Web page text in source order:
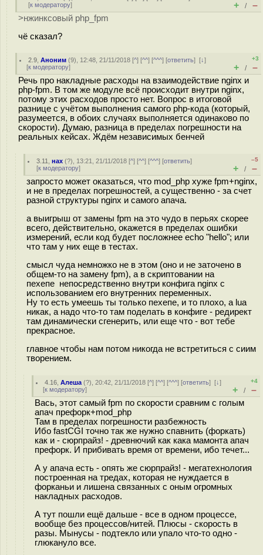
[к модератору] + / –
>нжинксовый php_fpm
чё сказал?
2.9 ,Аноним (9), 12:48, 21/11/2018 [^] [^^] [^^^] [ответить][↓]
[к модератору]
+3
+ / –
Речь про накладные расходы на взаимодействие nginx и
php-fpm. В том же модуле всё происходит внутри nginx,
потому этих расходов просто нет. Вопрос в итоговой
разнице с учётом выполнения самого php-кода (который,
разумеется, в обоих случаях выполняется одинаково по
скорости). Думаю, разница в пределах погрешности на
реальных кейсах. Ждём независимых бенчей
3.11 ,нах (?), 13:21, 21/11/2018 [^] [^^] [^^^] [ответить]
[к модератору]
–5
+ / –
запросто может оказаться, что mod_php хуже fpm+nginx,
и не в пределах погрешностей, а существенно - за счет
разной структуры nginx и самого апача.
а выигрыш от замены fpm на это чудо в перьях скорее
всего, действительно, окажется в пределах ошибки
измерений, если код будет посложнее echo "hello"; или
что там у них еще в тестах.
смысл чуда немножко не в этом (оно и не заточено в
общем-то на замену fpm), а в скриптовании на
пехепе непосредственно внутри конфига nginx с
использованием его внутренних переменных.
Ну то есть умеешь ты только пехепе, и то плохо, а lua
никак, а надо что-то там поделать в конфиге - редирект
там динамически сгенерить, или еще что - вот тебе
прекрасное.
главное чтобы нам потом никогда не встретиться с сиим
творением.
4.16 ,Алеша (?), 20:42, 21/11/2018 [^] [^^] [^^^] [ответить][↓]
[к модератору]
+4
+ / –
Вась, этот самый fpm по скорости сравним с голым
апач префорк+mod_php
Там в пределах погрешности разбежность
Ибо fastCGI точно так же нужно спавнить (форкать)
как и - сюрпрайз! - древнючий как кака мамонта апач
префорк. И прибивать время от времени, ибо течет...
А у апача есть - опять же сюрпрайз! - мегатехнология
построенная на тредах, которая не нуждается в
форканьи и лишена связанных с оным огромных
накладных расходов.
А тут пошли ещё дальше - все в одном процессе,
вообще без процессов/нитей. Плюсы - скорость в
разы. Мынусы - подтекло или упало что-то одно -
глюкануло все.